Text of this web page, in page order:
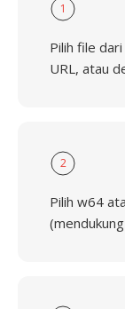
1
Pilih file
URL, atau
2
Pilih w64